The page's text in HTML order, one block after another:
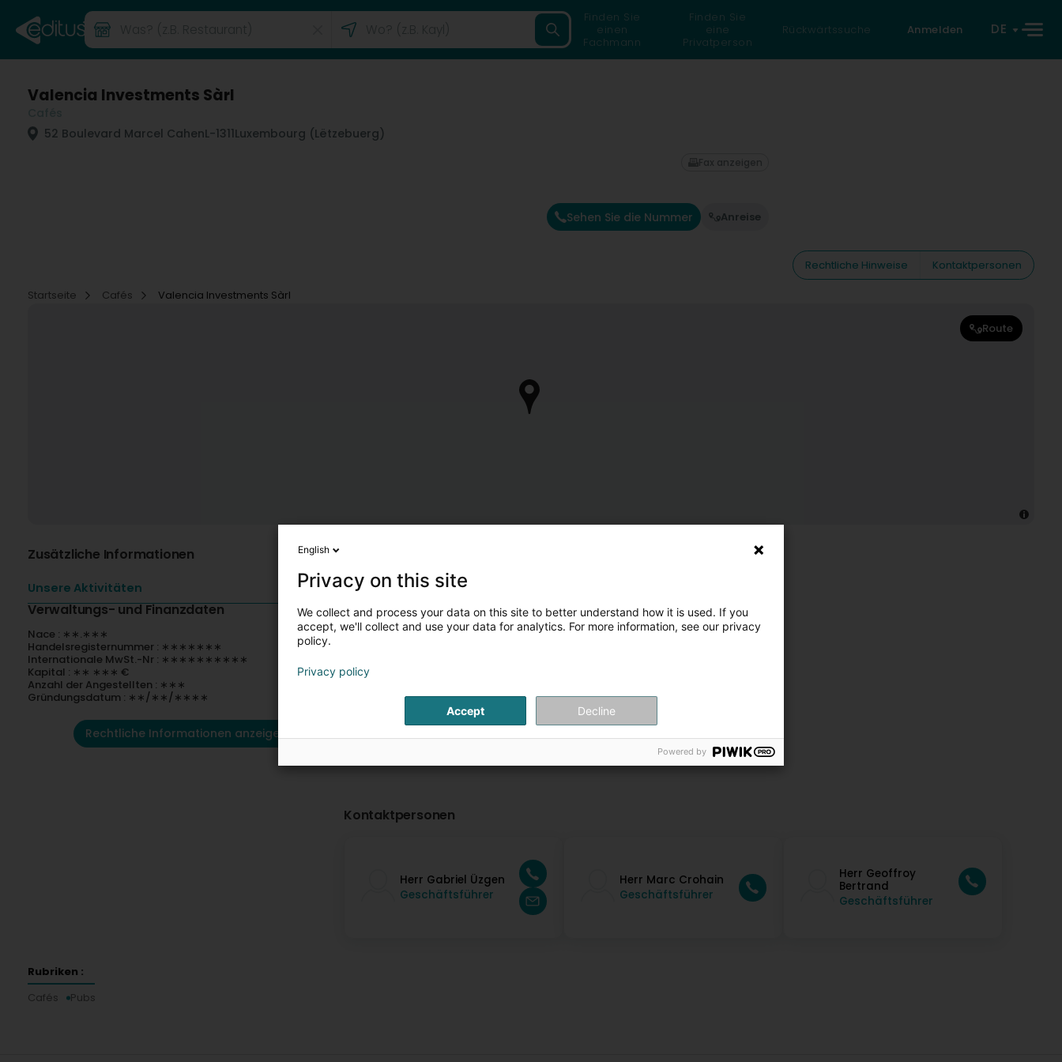
Finden Sie
einen
Fachmann
Finden Sie
eine
Privatperson
Rückwärtssuche Anmelden DE
Valencia Investments Sàrl
52 Boulevard Marcel CahenL-1311Luxembourg (Lëtzebuerg)
Sehen Sie die Nummer Anreise
Fax anzeigen
Rechtliche Hinweise
Kontaktpersonen
Startseite
Cafés Valencia Investments Sàrl
Route
Zusätzliche Informationen
Unsere Aktivitäten
Verwaltungs- und Finanzdaten
Nace : ∗∗.∗∗∗
Handelsregisternummer : ∗∗∗∗∗∗∗
Internationale MwSt.-Nr : ∗∗∗∗∗∗∗∗∗∗
Kapital : ∗∗ ∗∗∗ €
Anzahl der Angestellten : ∗∗∗
Gründungsdatum : ∗∗/∗∗/∗∗∗∗
Rechtliche Informationen anzeigen
Kontaktpersonen
Herr Gabriel Üzgen
Geschäftsführer
Herr Marc Crohain
Geschäftsführer
Herr Geoffroy
Bertrand
Geschäftsführer
Rubriken :
Cafés
Pubs
English
Privacy on this site
We collect and process your data on this site to better understand how it is used. If you
accept, we'll collect and use your data for analytics. For more information, see our privacy
policy.
Privacy policy
Accept Decline
Powered by